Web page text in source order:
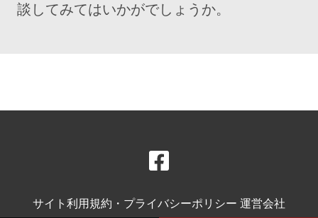
談してみてはいかがでしょうか。
サイト利用規約・プライバシーポリシー 運営会社